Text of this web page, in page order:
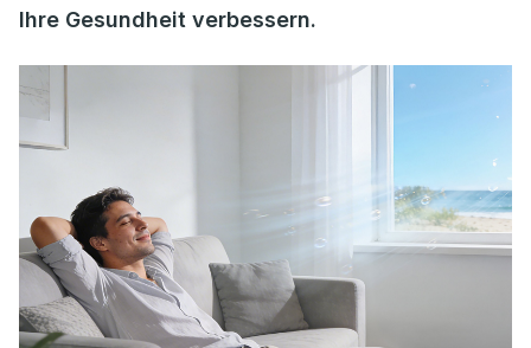
Ihre Gesundheit verbessern.